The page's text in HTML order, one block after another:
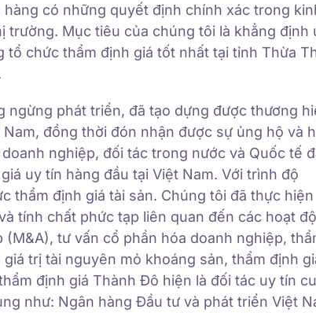
có những quyết định chính xác trong
trường. Mục tiêu của chúng tôi là khẳng định
chức thẩm định giá tốt nhất tại tỉnh Thừa
phát triển, đã tạo dựng được thương
đồng thời đón nhận được sự ủng hộ và
nghiệp, đối tác trong nước và Quốc tế
uy tín hàng đầu tại Việt Nam. Với trình độ
thẩm định giá tài sản. Chúng tôi đã thực hiện
tính chất phức tạp liên quan đến các hoạt
tư vấn cổ phần hóa doanh nghiệp,
trị tài nguyên mỏ khoáng sản, thẩm định
định giá Thành Đô hiện là đối tác uy tín
như: Ngân hàng Đầu tư và phát triển Việt